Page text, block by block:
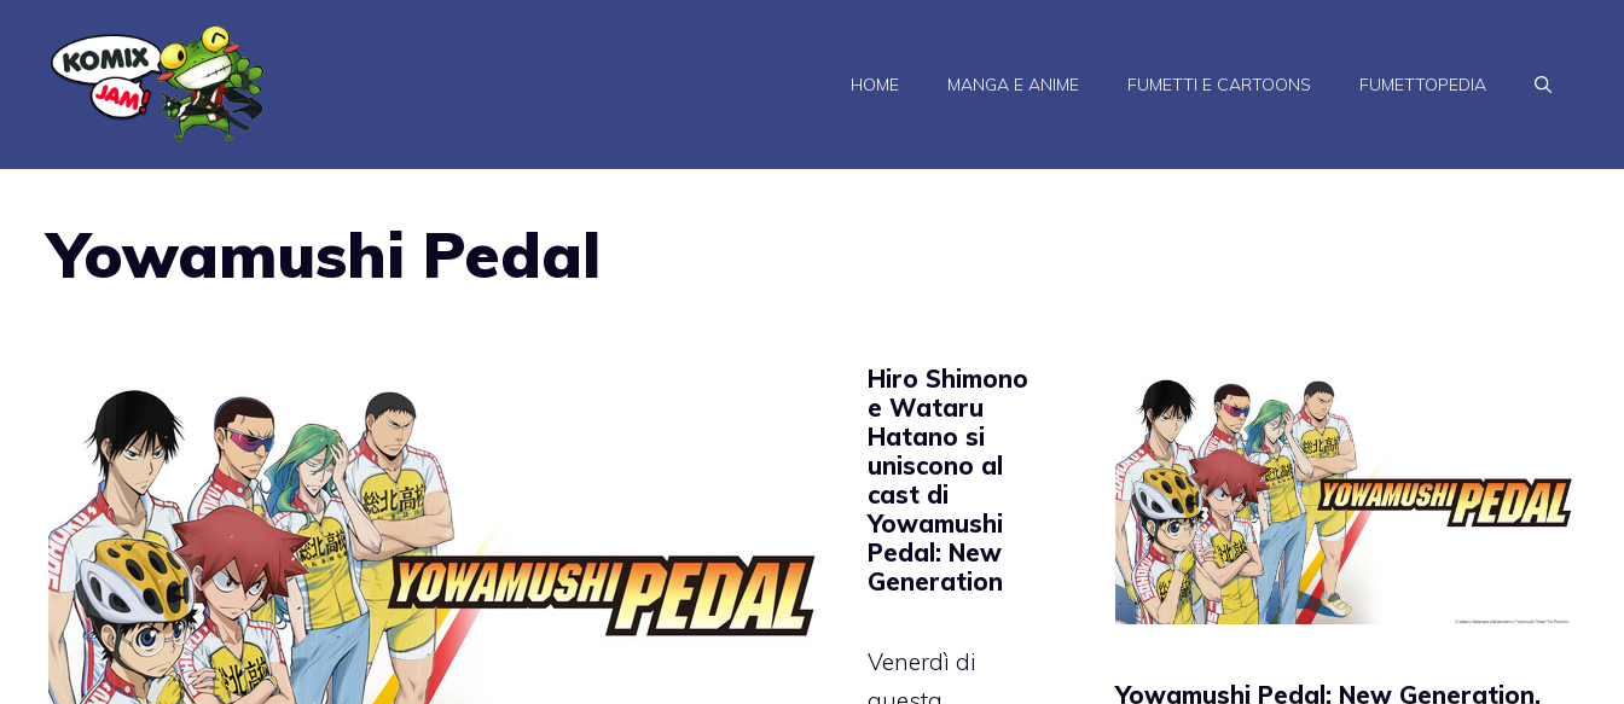
contenuto
HOME MANGA E ANIME FUMETTI E CARTOONS FUMETTOPEDIA
Yowamushi Pedal
Hiro Shimono
e Wataru
Hatano si
uniscono al
cast di
Yowamushi
Pedal: New
Generation
Venerdì di
Yowamushi Pedal: New Generation,